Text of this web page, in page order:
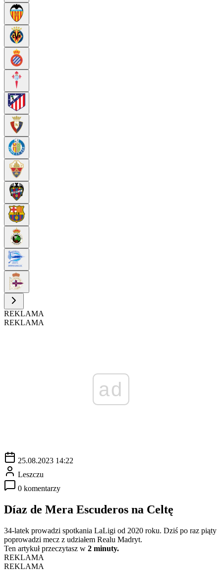
REKLAMA
REKLAMA
ad
25.08.2023 14:22
Leszczu
0 komentarzy
Díaz de Mera Escuderos na Celtę
34-latek prowadzi spotkania LaLigi od 2020 roku. Dziś po raz piąty
poprowadzi mecz z udziałem Realu Madryt.
Ten artykuł przeczytasz w 2 minuty.
REKLAMA
REKLAMA